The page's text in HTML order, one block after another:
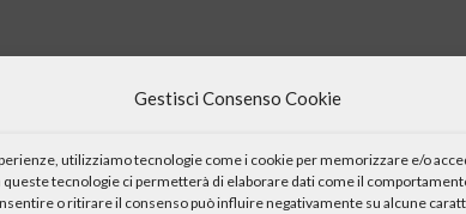
Gestisci Consenso Cookie
utilizziamo tecnologie come i cookie per memorizzare e/o
queste tecnologie ci permetterà di elaborare dati come il
o ritirare il consenso può influire negativamente su alcune
costruire?
a costruire?